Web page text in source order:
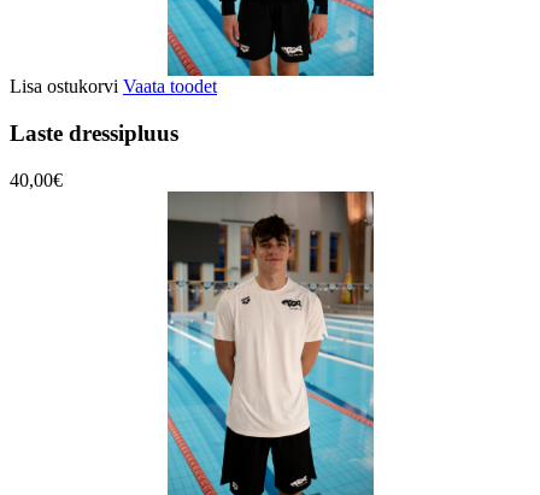
Lisa ostukorvi Vaata toodet
Laste dressipluus
40,00€